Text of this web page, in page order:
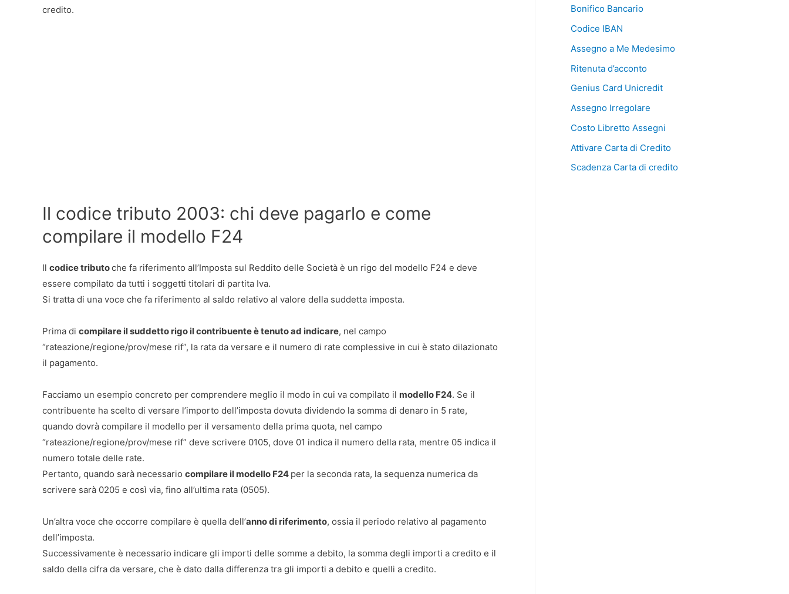
credito.
Il codice tributo 2003: chi deve pagarlo e come
compilare il modello F24
Il codice tributoche fa riferimento all’Imposta sul Reddito delle Società è un rigo del modello F24 e deve
essere compilato da tutti i soggetti titolari di partita Iva.
Si tratta di una voce che fa riferimento al saldo relativo al valore della suddetta imposta.
Prima di compilare il suddetto rigo il contribuente è tenuto ad indicare, nel campo
“rateazione/regione/prov/mese rif”, la rata da versare e il numero di rate complessive in cui è stato dilazionato
il pagamento.
Facciamo un esempio concreto per comprendere meglio il modo in cui va compilato il modello F24. Se il
contribuente ha scelto di versare l’importo dell’imposta dovuta dividendo la somma di denaro in 5 rate,
quando dovrà compilare il modello per il versamento della prima quota, nel campo
“rateazione/regione/prov/mese rif” deve scrivere 0105, dove 01 indica il numero della rata, mentre 05 indica il
numero totale delle rate.
Pertanto, quando sarà necessario compilare il modello F24 per la seconda rata, la sequenza numerica da
scrivere sarà 0205 e così via, fino all’ultima rata (0505).
Un’altra voce che occorre compilare è quella dell’anno di riferimento, ossia il periodo relativo al pagamento
dell’imposta.
Successivamente è necessario indicare gli importi delle somme a debito, la somma degli importi a credito e il
saldo della cifra da versare, che è dato dalla differenza tra gli importi a debito e quelli a credito.
Bonifico Bancario
Codice IBAN
Assegno a Me Medesimo
Ritenuta d’acconto
Genius Card Unicredit
Assegno Irregolare
Costo Libretto Assegni
Attivare Carta di Credito
Scadenza Carta di credito